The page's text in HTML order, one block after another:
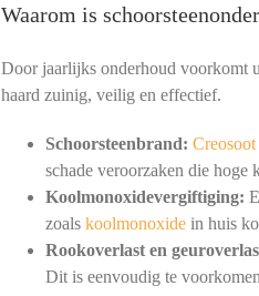
Waarom is
Door jaarlijks onderhoud voorkomt
haard zuinig, veilig en effectief.
Schoorsteenbrand: Creosoot
schade veroorzaken die hoge
Koolmonoxidevergiftiging:
zoals koolmonoxidein huis
Rookoverlast en
Dit is eenvoudig te